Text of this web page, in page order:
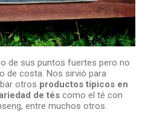
de sus puntos fuertes pero no
de costa. Nos sirvió para
otros productos típicos en
de tés como el té con
entre muchos otros.